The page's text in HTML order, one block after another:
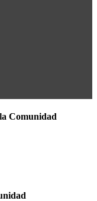
Comunidad